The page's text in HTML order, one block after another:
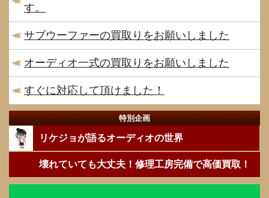
す。
サブウーファーの買取りをお願いしました
オーディオ一式の買取りをお願いしました
すぐに対応して頂けました！
特別企画
リケジョが語るオーディオの世界
壊れていても大丈夫！修理工房完備で高価買取！